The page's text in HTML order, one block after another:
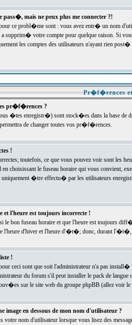
pass�, mais ne peux plus me connecter ?!
pour ce probl�me sont : vous avez entr� un nom
supprim� votre compte pour quelque raison. Si
les comptes des utilisateurs n'ayant rien
Pr�f�rences
pr�f�rences ?
�tes enregistr�) sont stock�es dans la base de
de changer toutes vos pr�f�rences.
!
toutefois, ce que vous pouvez voir sont
choisissant le fuseau horaire qui vous convient,
uniquement �tre effectu� par les utilisateurs
l'heure est toujours incorrecte !
bon fuseau horaire et que l'heure est toujours
l'heure d'hiver et l'heure d'�t�; donc, durant
!
ceci sont que soit l'administrateur n'a pas
du forum s'il peut installer le pack de
sur le site web du groupe phpBB (allez voir le
image en dessous de mon nom d'utilisateur ?
votre nom d'utilisateur lorsque vous lisez des